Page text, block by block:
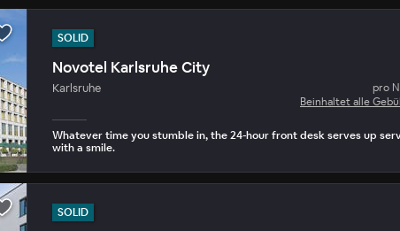
SOLID
Novotel Karlsruhe City
Karlsruhe
pro
Beinhaltet alle
Whatever time you stumble in, the 24-hour front desk serves up
with a smile.
SOLID